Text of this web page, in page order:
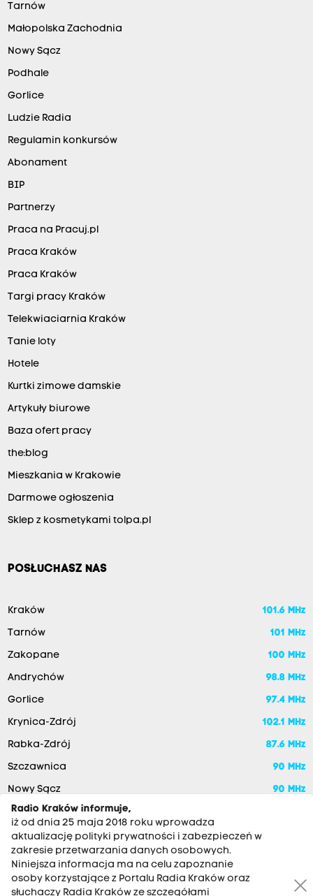
Tarnów
Małopolska Zachodnia
Nowy Sącz
Podhale
Gorlice
Ludzie Radia
Regulamin konkursów
Abonament
BIP
Partnerzy
Praca na Pracuj.pl
Praca Kraków
Praca Kraków
Targi pracy Kraków
Telekwiaciarnia Kraków
Tanie loty
Hotele
Kurtki zimowe damskie
Artykuły biurowe
Baza ofert pracy
the:blog
Mieszkania w Krakowie
Darmowe ogłoszenia
Sklep z kosmetykami tolpa.pl
POSŁUCHASZ NAS
Kraków 101.6 MHz
Tarnów 101 MHz
Zakopane 100 MHz
Andrychów 98.8 MHz
Gorlice 97.4 MHz
Krynica-Zdrój 102.1 MHz
Rabka-Zdrój 87.6 MHz
Szczawnica 90 MHz
Nowy Sącz
90 MHz
Radio Kraków informuje,
iż od dnia 25 maja 2018 roku wprowadza
aktualizację polityki prywatności i zabezpieczeń w
zakresie przetwarzania danych osobowych.
Niniejsza informacja ma na celu zapoznanie
osoby korzystające z Portalu Radia Kraków oraz
słuchaczy Radia Kraków ze szczegółami